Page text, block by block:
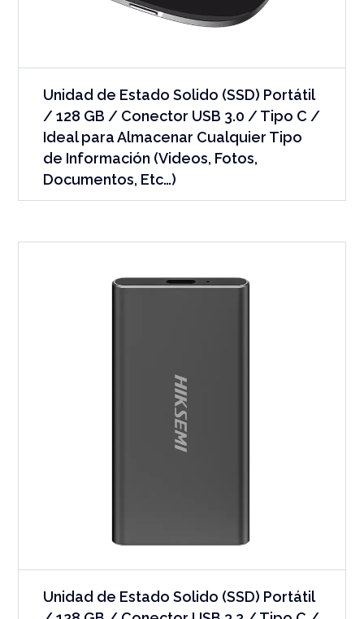
Unidad de Estado Solido (SSD) Portátil
/ 128 GB / Conector USB 3.0 / Tipo C /
Ideal para Almacenar Cualquier Tipo
de Información (Videos, Fotos,
Documentos, Etc…)
Unidad de Estado Solido (SSD) Portátil